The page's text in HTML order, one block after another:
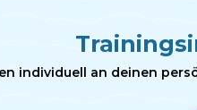
individuell an deinen